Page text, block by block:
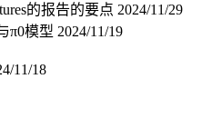
的报告的要点 2024/11/29
π0模型 2024/11/19
11/18